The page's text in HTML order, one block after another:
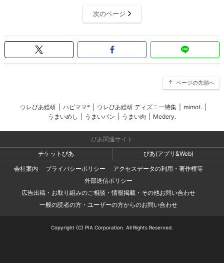
次のページ
ページの先頭へ
ウレぴあ総研 ハピママ* ウレぴあ総研 ディズニー特集 mimot.
うまいめし
うまいパン うまい肉 Medery.
ぴあ関連サイト
チケットぴあ
ぴあ(アプリ&Web)
会社案内
プライバシーポリシー
アクセスデータの利用・著作権等
外部送信ポリシー
広告出稿・お取り組みのご相談・情報掲載・その他お問い合わせ
一般の読者の方・ユーザーの方からのお問い合わせ
Copyright (C) PIA Corporation. All Rights Reserved.